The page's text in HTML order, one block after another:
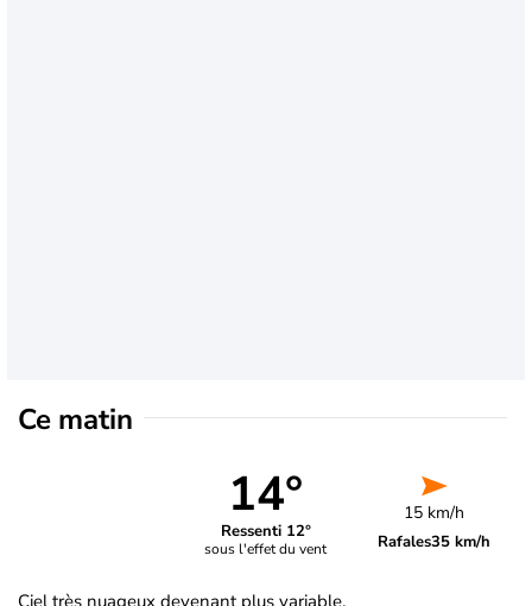
Ce matin
14°
Ressenti 12°
sous l'effet du vent
15 km/h
Rafales35 km/h
Ciel très nuageux devenant plus variable.